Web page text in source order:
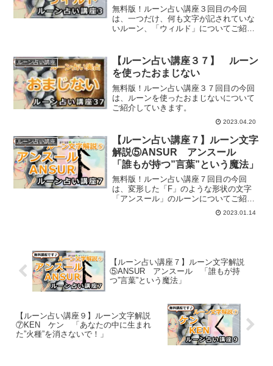
無料版！ルーン占い講座３回目の今回
は、一つだけ、何も文字が記されていな
いルーン、「ウィルド」についてご紹介
ルーン占い講座
【ルーン占い講座３７】 ルーン
を使ったおまじない
無料版！ルーン占い講座３７回目の今回
は、ルーンを使ったおまじないについて
ご紹介していきます。
2023.04.20
ルーン占い講座
【ルーン占い講座７】ルーン文字
解説⑤ANSUR アンスール
「誰もが持つ”言葉”という魔法」
無料版！ルーン占い講座７回目の今回
は、変形した「F」のような形状の文字
「アンスール」のルーンについてご紹介
2023.01.14
【ルーン占い講座７】ルーン文字解説
⑤ANSUR アンスール 「誰もが持
つ”言葉”という魔法」
【ルーン占い講座９】ルーン文字解説
⑦KEN ケン 「あなたの中に生まれ
た”火種”を消さないで！」